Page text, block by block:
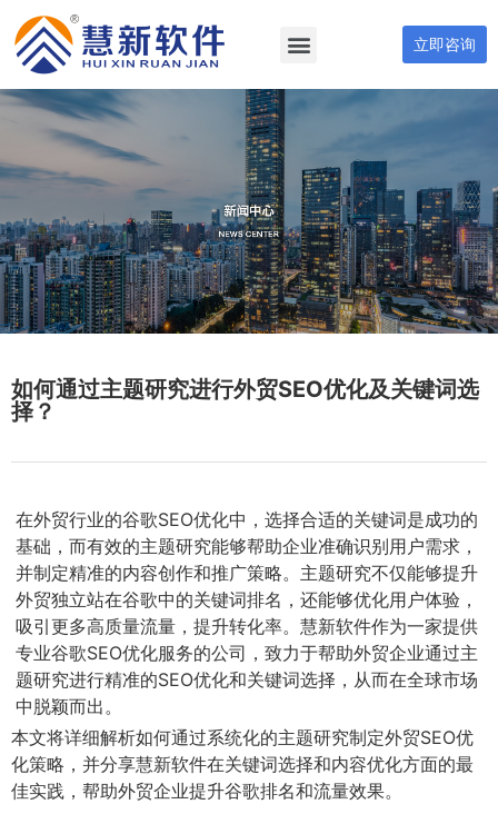
立即咨询
如何通过主题研究进行外贸SEO优化及关键词选
择？
在外贸行业的谷歌SEO优化中，选择合适的关键词是成功的
基础，而有效的主题研究能够帮助企业准确识别用户需求，
并制定精准的内容创作和推广策略。主题研究不仅能够提升
外贸独立站在谷歌中的关键词排名，还能够优化用户体验，
吸引更多高质量流量，提升转化率。慧新软件作为一家提供
专业谷歌SEO优化服务的公司，致力于帮助外贸企业通过主
题研究进行精准的SEO优化和关键词选择，从而在全球市场
中脱颖而出。
本文将详细解析如何通过系统化的主题研究制定外贸SEO优
化策略，并分享慧新软件在关键词选择和内容优化方面的最
佳实践，帮助外贸企业提升谷歌排名和流量效果。